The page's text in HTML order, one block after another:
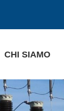
CHI SIAMO